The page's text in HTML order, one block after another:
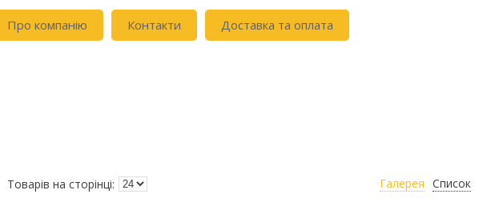
Про компанію Контакти Доставка та оплата
Галерея Список